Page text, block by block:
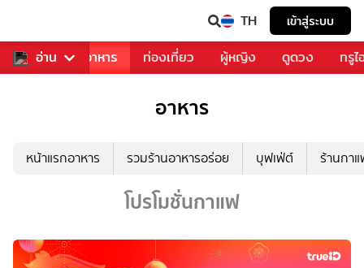
TH เข้าสู่ระบบ
อ่าน
การเพลง อาหาร ท่องเที่ยว ผู้หญิง ดูดวง ทรู
อาหาร
หน้าแรกอาหาร รวมร้านอาหารอร่อย บุฟเฟ่ต์ ร้านกา
โปรโมชั่นกาแฟ